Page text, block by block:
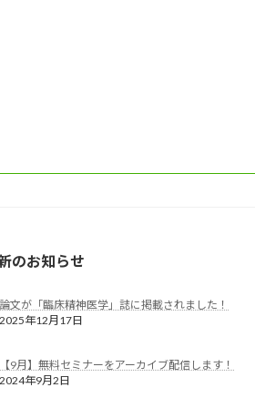
のお知らせ
論文が「臨床精神医学」誌に掲載されました！
2025年12月17日
【9月】無料セミナーをアーカイブ配信します！
2024年9月2日